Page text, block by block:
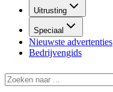
Uitrusting
Speciaal
Nieuwste advertenties
Bedrijvengids